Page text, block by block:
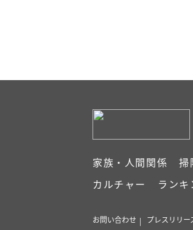
家族・人間関係 掃
カルチャー
ランキ
お問い合わせ プレスリリー